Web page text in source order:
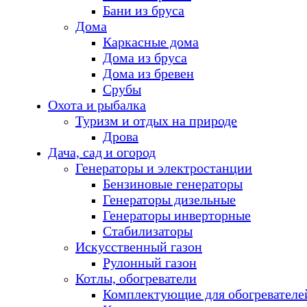
Бани из бруса
Дома
Каркасные дома
Дома из бруса
Дома из бревен
Срубы
Охота и рыбалка
Туризм и отдых на природе
Дрова
Дача, сад и огород
Генераторы и электростанции
Бензиновые генераторы
Генераторы дизельные
Генераторы инверторные
Стабилизаторы
Искусственный газон
Рулонный газон
Котлы, обогреватели
Комплектующие для